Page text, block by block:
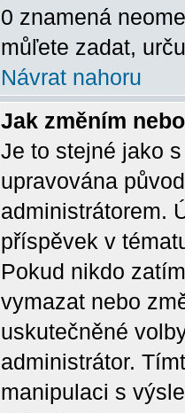
0 znamená
můľete zadat,
Návrat nahoru
Jak změním
Je to stejné jako
upravována
administrátorem.
příspěvek v
Pokud nikdo
vymazat nebo
uskutečněné
administrátor.
manipulaci s